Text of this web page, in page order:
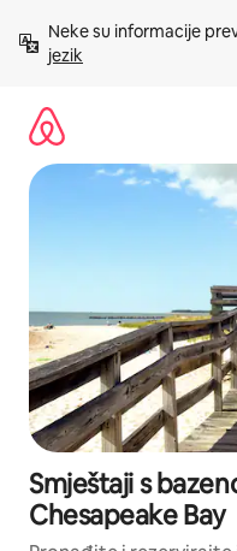
sadržaj
Neke su informacije
jezik
Smještaji s
Chesapeake Bay